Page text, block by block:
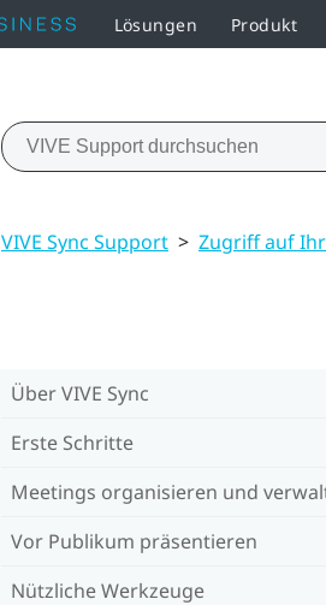
Lösungen Produkt
VIVE Sync Support > Zugriff auf
Über VIVE Sync
Erste Schritte
Meetings organisieren und
Vor Publikum präsentieren
Nützliche Werkzeuge